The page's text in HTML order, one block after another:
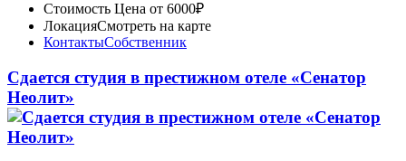
Стоимость Цена от 6000₽
ЛокацияСмотреть на карте
КонтактыСобственник
Сдается студия в престижном отеле «Сенатор
Неолит»